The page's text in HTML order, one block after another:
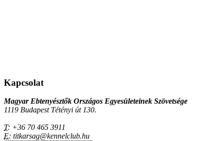
Kapcsolat
Magyar Ebtenyésztők Országos Egyesületeinek Szövetsége
1119 Budapest Tétényi út 130.
T: +36 70 465 3911
E: titkarsag@kennelclub.hu